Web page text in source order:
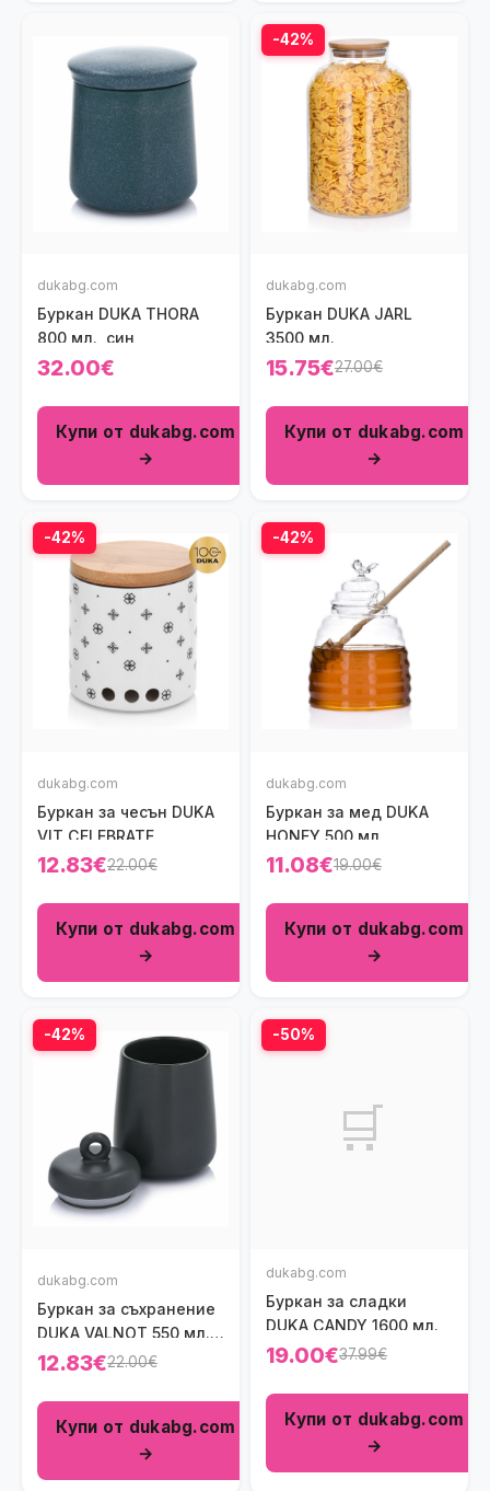
dukabg.com
Буркан DUKA THORA
800 мл., син
32.00€
Купи от dukabg.com
→
-42%
dukabg.com
Буркан DUKA JARL
3500 мл.
15.75€27.00€
Купи от dukabg.com
→
-42%
dukabg.com
Буркан за чесън DUKA
VIT CELEBRATE
12.83€22.00€
Купи от dukabg.com
→
-42%
dukabg.com
Буркан за мед DUKA
HONEY 500 мл.
11.08€19.00€
Купи от dukabg.com
→
-42%
dukabg.com
Буркан за съхранение
DUKA VALNOT 550 мл.,
черен
12.83€22.00€
Купи от dukabg.com
→
-50%
🛒
dukabg.com
Буркан за сладки
DUKA CANDY 1600 мл.
19.00€37.99€
Купи от dukabg.com
→